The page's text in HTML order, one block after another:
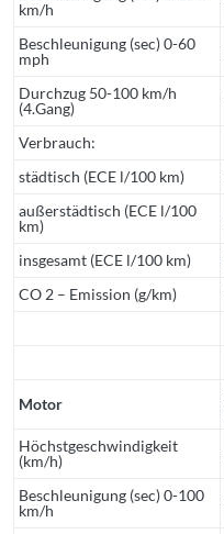
km/h
Beschleunigung (sec) 0-60
mph
Durchzug 50-100 km/h
(4.Gang)
Verbrauch:
städtisch (ECE l/100 km)
außerstädtisch (ECE l/100
km)
insgesamt (ECE l/100 km)
CO 2 – Emission (g/km)
Motor
Höchstgeschwindigkeit
(km/h)
Beschleunigung (sec) 0-100
km/h